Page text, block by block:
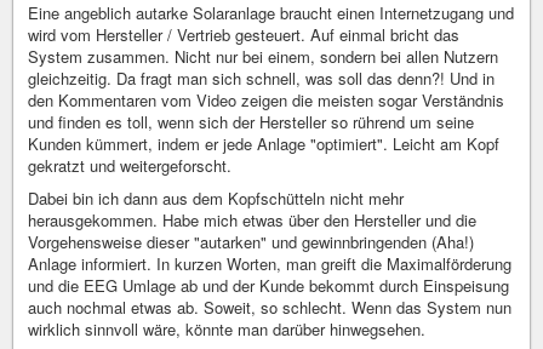
Eine angeblich autarke Solaranlage braucht einen Internetzugang und
wird vom Hersteller / Vertrieb gesteuert. Auf einmal bricht das
System zusammen. Nicht nur bei einem, sondern bei allen Nutzern
gleichzeitig. Da fragt man sich schnell, was soll das denn?! Und in
den Kommentaren vom Video zeigen die meisten sogar Verständnis
und finden es toll, wenn sich der Hersteller so rührend um seine
Kunden kümmert, indem er jede Anlage "optimiert". Leicht am Kopf
gekratzt und weitergeforscht.
Dabei bin ich dann aus dem Kopfschütteln nicht mehr
herausgekommen. Habe mich etwas über den Hersteller und die
Vorgehensweise dieser "autarken" und gewinnbringenden (Aha!)
Anlage informiert. In kurzen Worten, man greift die Maximalförderung
und die EEG Umlage ab und der Kunde bekommt durch Einspeisung
auch nochmal etwas ab. Soweit, so schlecht. Wenn das System nun
wirklich sinnvoll wäre, könnte man darüber hinwegsehen.